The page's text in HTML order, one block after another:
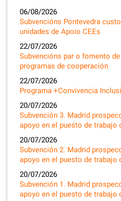
06/08/2026
Subvencións Pontevedra
unidades de Apoio CEEs
22/07/2026
Subvencións par o fomento
programas de cooperación
22/07/2026
Programa +Convivencia
20/07/2026
Subvención 3. Madrid
apoyo en el puesto de trabajo
20/07/2026
Subvención 2. Madrid
apoyo en el puesto de trabajo
20/07/2026
Subvención 1. Madrid
apoyo en el puesto de trabajo